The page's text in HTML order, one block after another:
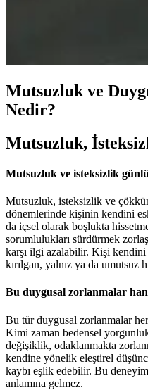
Mutsuzluk ve
Nedir?
Mutsuzluk,
Mutsuzluk ve isteksizlik
Mutsuzluk, isteksizlik ve
dönemlerinde kişinin kendini
da içsel olarak boşlukta
sorumlulukları sürdürmek
karşı ilgi azalabilir. Kişi kendini
kırılgan, yalnız ya da umutsuz
Bu duygusal zorlanmalar
Bu tür duygusal zorlanmalar
Kimi zaman bedensel
değişiklik, odaklanmakta
kendine yönelik eleştirel
kaybı eşlik edebilir. Bu
anlamına gelmez.